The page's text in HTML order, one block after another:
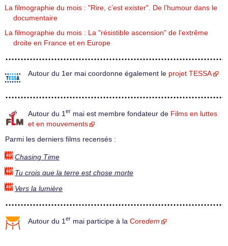
La filmographie du mois : "Rire, c’est exister". De l’humour dans le
documentaire
La filmographie du mois : La "résistible ascension" de l’extrême
droite en France et en Europe
Autour du 1er mai coordonne également le projet TESSA
Autour du 1 er mai est membre fondateur de Films en luttes
et en mouvements
Parmi les derniers films recensés :
Chasing Time
Tu crois que la terre est chose morte
Vers la lumière
Autour du 1 er mai participe à la Coredem